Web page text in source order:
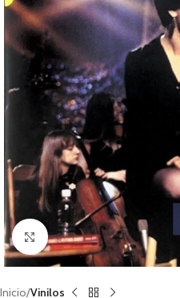
Clic para ampliar
Inicio Vinilos